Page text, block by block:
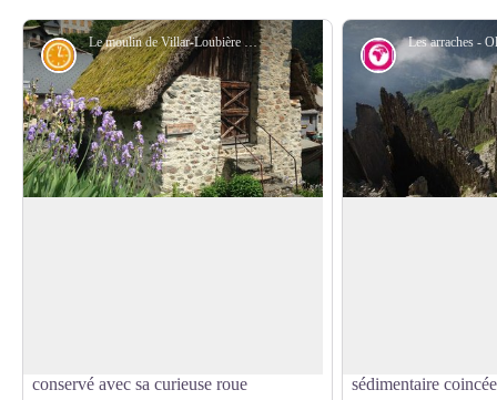
Histoire
conservé avec sa curieuse roue
Géologie et
sédimentaire